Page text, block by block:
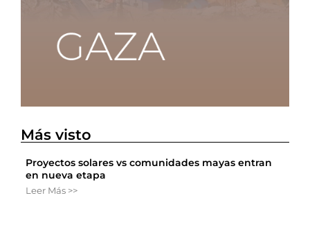
Más visto
Proyectos solares vs comunidades mayas entran
en nueva etapa
Leer Más >>